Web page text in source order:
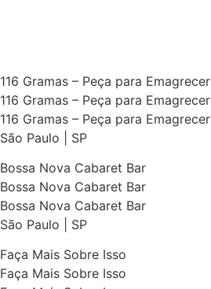
116 Gramas – Peça para Emagrecer
116 Gramas – Peça para Emagrecer
116 Gramas – Peça para Emagrecer
São Paulo | SP
Bossa Nova Cabaret Bar
Bossa Nova Cabaret Bar
Bossa Nova Cabaret Bar
São Paulo | SP
Faça Mais Sobre Isso
Faça Mais Sobre Isso